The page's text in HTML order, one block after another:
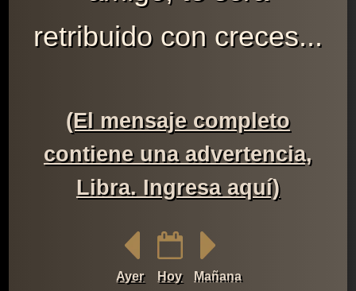
retribuido con creces...
(El mensaje completo
contiene una advertencia,
Libra. Ingresa aquí)
Ayer Hoy Mañana